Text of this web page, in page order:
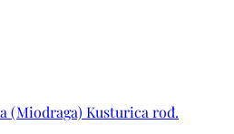
(Miodraga) Kusturica rođ.